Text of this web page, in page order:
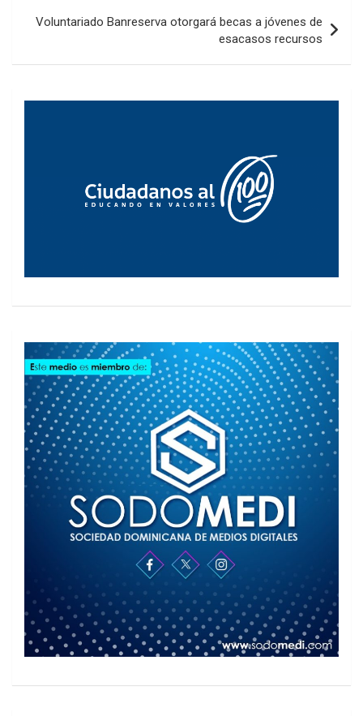
Voluntariado Banreserva otorgará becas a jóvenes de
esacasos recursos